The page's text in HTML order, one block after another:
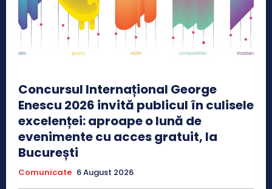
Concursul Internațional George
Enescu 2026 invită publicul în culisele
excelenței: aproape o lună de
evenimente cu acces gratuit, la
București
Comunicate 6 August 2026